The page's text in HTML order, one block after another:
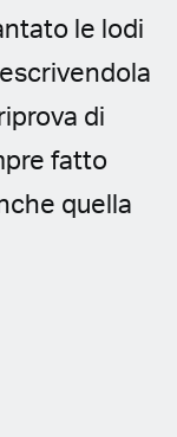
le lodi
di
fatto
quella